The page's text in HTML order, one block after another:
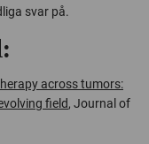
svar på.
across tumors:
field, Journal of